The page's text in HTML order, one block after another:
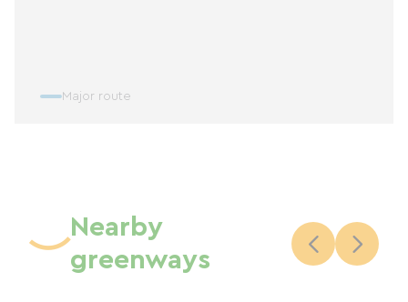
Major route
Nearby
greenways